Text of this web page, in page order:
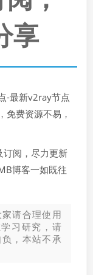
享
-最新v2ray节点
免费资源不易，
阅，尽力更新
博客一如既往
请合理使用
习研究，请
，本站不承